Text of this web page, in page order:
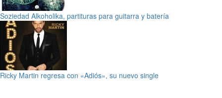
Soziedad Alkoholika, partituras para guitarra y batería
Ricky Martin regresa con «Adiós», su nuevo single